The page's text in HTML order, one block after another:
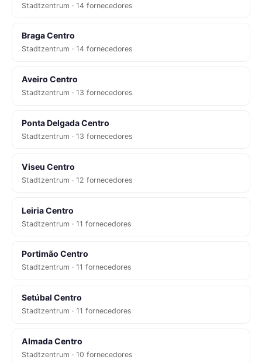
Stadtzentrum · 14 fornecedores
Braga Centro
Stadtzentrum · 14 fornecedores
Aveiro Centro
Stadtzentrum · 13 fornecedores
Ponta Delgada Centro
Stadtzentrum · 13 fornecedores
Viseu Centro
Stadtzentrum · 12 fornecedores
Leiria Centro
Stadtzentrum · 11 fornecedores
Portimão Centro
Stadtzentrum · 11 fornecedores
Setúbal Centro
Stadtzentrum · 11 fornecedores
Almada Centro
Stadtzentrum · 10 fornecedores